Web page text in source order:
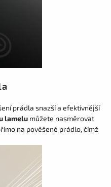
prádla snazší a efektivnější
lamelu můžete nasměrovat
na pověšené prádlo, čímž